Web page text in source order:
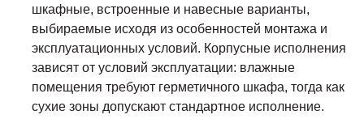
шкафные, встроенные и навесные варианты,
выбираемые исходя из особенностей монтажа и
эксплуатационных условий. Корпусные исполнения
зависят от условий эксплуатации: влажные
помещения требуют герметичного шкафа, тогда как
сухие зоны допускают стандартное исполнение.